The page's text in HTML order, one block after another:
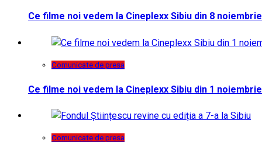
Ce filme noi vedem la Cineplexx Sibiu din 8 noiembrie
Comunicate de presa
Ce filme noi vedem la Cineplexx Sibiu din 1 noiembrie
Comunicate de presa